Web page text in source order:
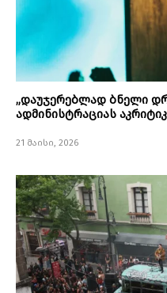
„დაუჯერებლად ბნელი
ადმინისტრაციას
21 მაისი, 2026